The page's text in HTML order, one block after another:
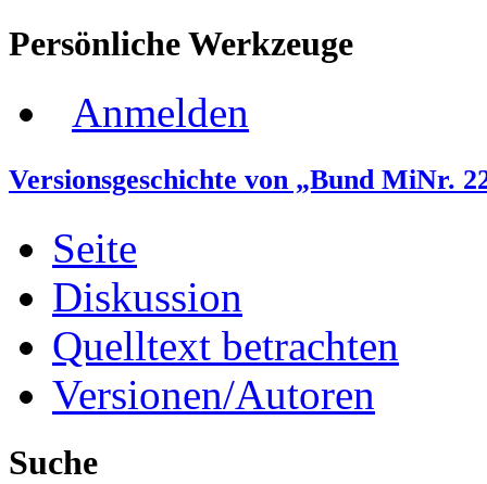
Persönliche Werkzeuge
Anmelden
Versionsgeschichte von „Bund MiNr.
Seite
Diskussion
Quelltext betrachten
Versionen/Autoren
Suche